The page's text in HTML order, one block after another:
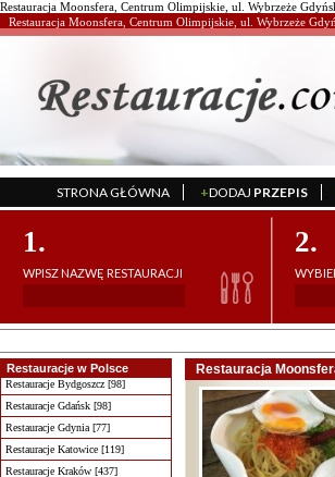
Restauracja Moonsfera, Centrum Olimpijskie, ul. Wybrzeże
Restauracja Moonsfera, Centrum Olimpijskie, ul. Wybrzeże
STRONA GŁÓWNA +DODAJ PRZEPIS
1.
WPISZ NAZWĘ RESTAURACJI
2.
Restauracje w Polsce
Restauracje Bydgoszcz [98]
Restauracje Gdańsk [98]
Restauracje Gdynia [77]
Restauracje Katowice [119]
Restauracje Kraków [437]
Restauracja